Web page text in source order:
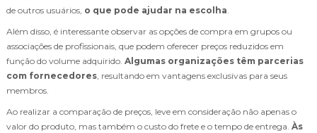
de outros usuários, o que pode ajudar na escolha.
Além disso, é interessante observar as opções de compra em grupos ou
associações de profissionais, que podem oferecer preços reduzidos em
função do volume adquirido. Algumas organizações têm parcerias
com fornecedores, resultando em vantagens exclusivas para seus
membros.
Ao realizar a comparação de preços, leve em consideração não apenas o
valor do produto, mas também o custo do frete e o tempo de entrega. Às